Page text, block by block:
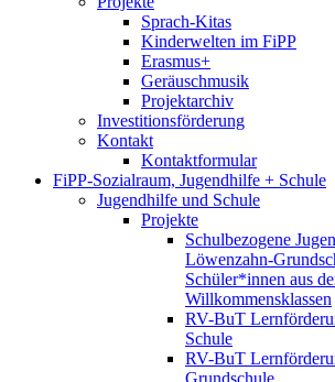
Sprach-Kitas
Kinderwelten im FiPP
Erasmus+
Geräuschmusik
Projektarchiv
Investitionsförderung
Kontakt
Kontaktformular
FiPP-Sozialraum, Jugendhilfe + Schule
Jugendhilfe und Schule
Projekte
Schulbezogene
Löwenzahn-
Schüler*innen aus
Willkommensklassen
RV-BuT
Schule
RV-BuT
Grundschule